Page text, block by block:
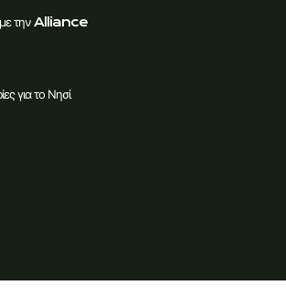
με την Alliance
για το Νησί